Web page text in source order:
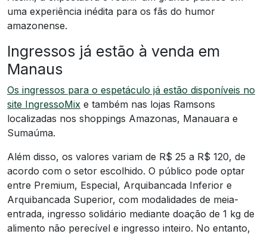
uma experiência inédita para os fãs do humor
amazonense.
Ingressos já estão à venda em
Manaus
Os ingressos para o espetáculo já estão disponíveis no
site IngressoMix e também nas lojas Ramsons
localizadas nos shoppings Amazonas, Manauara e
Sumaúma.
Além disso, os valores variam de R$ 25 a R$ 120, de
acordo com o setor escolhido. O público pode optar
entre Premium, Especial, Arquibancada Inferior e
Arquibancada Superior, com modalidades de meia-
entrada, ingresso solidário mediante doação de 1 kg de
alimento não perecível e ingresso inteiro. No entanto,